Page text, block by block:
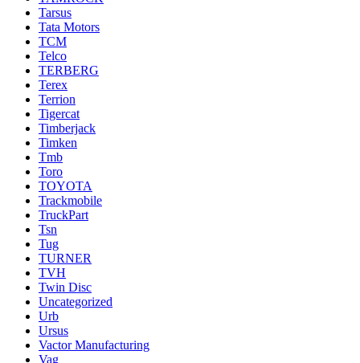
Tarsus
Tata Motors
TCM
Telco
TERBERG
Terex
Terrion
Tigercat
Timberjack
Timken
Tmb
Toro
TOYOTA
Trackmobile
TruckPart
Tsn
Tug
TURNER
TVH
Twin Disc
Uncategorized
Urb
Ursus
Vactor Manufacturing
Vag